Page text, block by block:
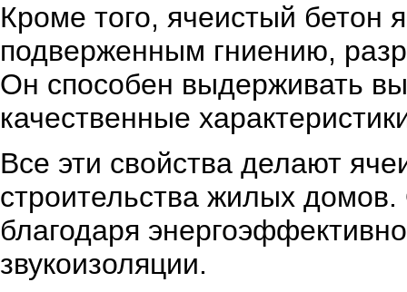
Кроме того, ячеистый бетон
подверженным гниению,
Он способен выдерживать
качественные
Все эти свойства делают
строительства жилых
благодаря
звукоизоляции.